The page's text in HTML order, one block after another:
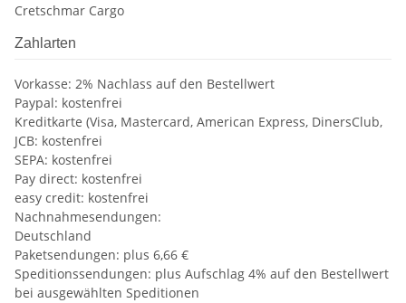
Cretschmar Cargo
Zahlarten
Vorkasse: 2% Nachlass auf den Bestellwert
Paypal: kostenfrei
Kreditkarte (Visa, Mastercard, American Express, DinersClub,
JCB: kostenfrei
SEPA: kostenfrei
Pay direct: kostenfrei
easy credit: kostenfrei
Nachnahmesendungen:
Deutschland
Paketsendungen: plus 6,66 €
Speditionssendungen: plus Aufschlag 4% auf den Bestellwert
bei ausgewählten Speditionen